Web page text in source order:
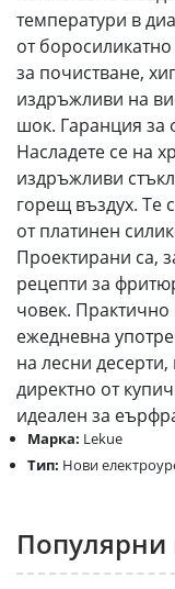
температури в
от
за почистване,
издръжливи на
шок. Гаранция за
Насладете се на
издръжливи
горещ въздух. Те
от платинен
Проектирани са,
рецепти за
човек.
ежедневна
на лесни
директно от
идеален за
Марка: Lekue
Тип: Нови
Популярни